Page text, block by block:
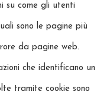
su come gli utenti
sono le pagine più
da pagine web.
che identificano un
tramite cookie sono